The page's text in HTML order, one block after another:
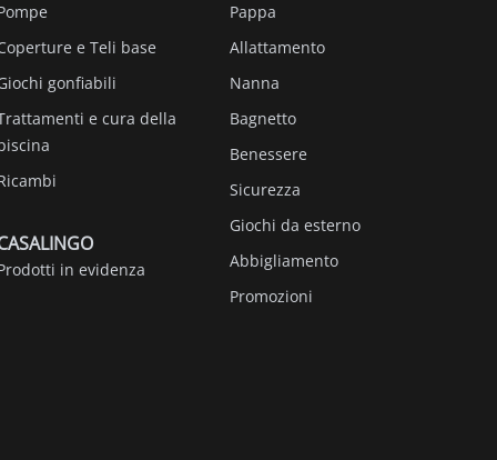
e Teli base
gonfiabili
e cura della
in evidenza
Pappa
Allattamento
Nanna
Bagnetto
Benessere
Sicurezza
Giochi da esterno
Abbigliamento
Promozioni